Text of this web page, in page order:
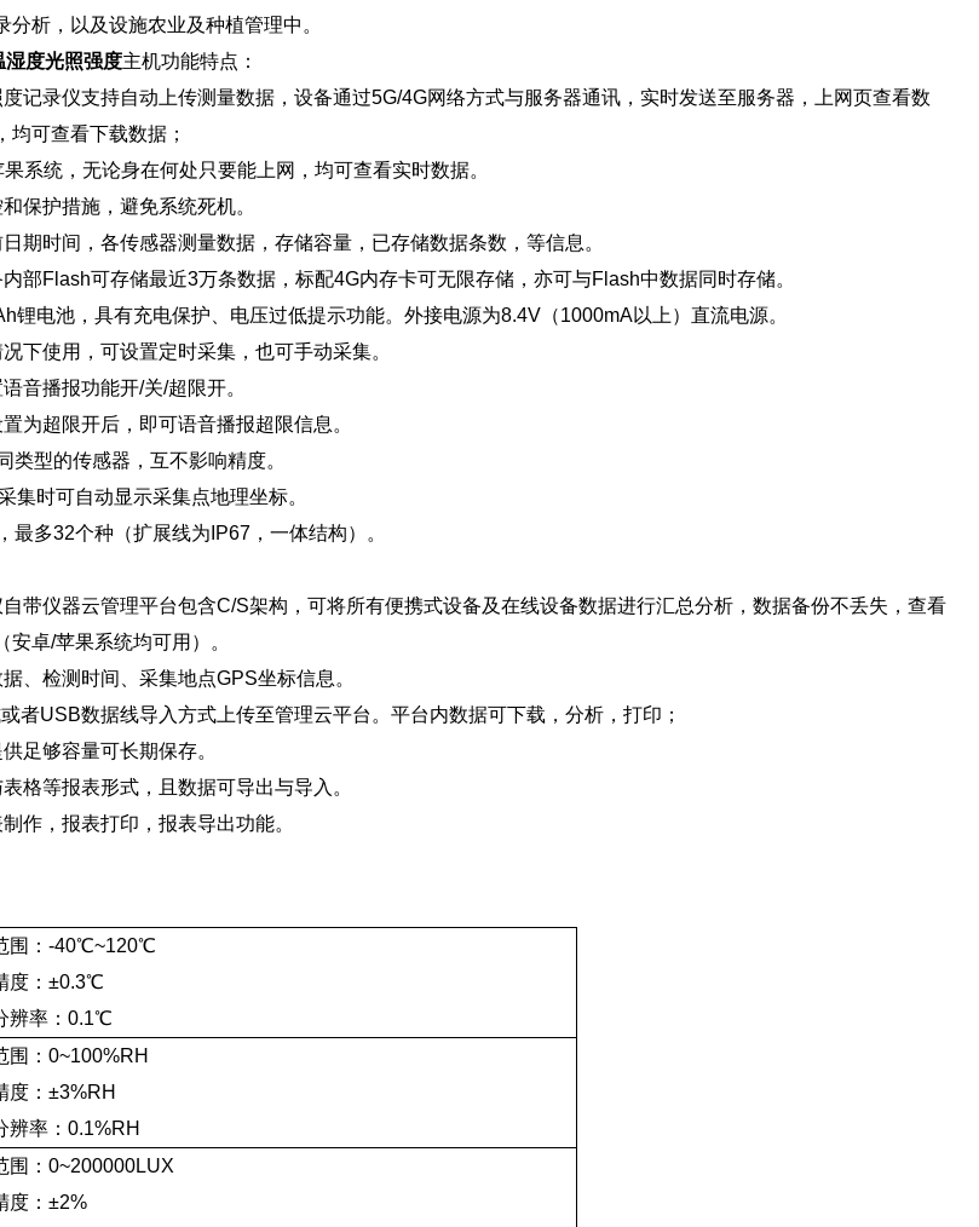
析，以及设施农业及种植管理中。
湿度光照强度主机功能特点：
记录仪支持自动上传测量数据，设备通过5G/4G网络方式与服务器通讯，实时发送至服务器，上网页查看数
可查看下载数据；
系统，无论身在何处只要能上网，均可查看实时数据。
保护措施，避免系统死机。
期时间，各传感器测量数据，存储容量，已存储数据条数，等信息。
部Flash可存储最近3万条数据，标配4G内存卡可无限存储，亦可与Flash中数据同时存储。
锂电池，具有充电保护、电压过低提示功能。外接电源为8.4V（1000mA以上）直流电源。
下使用，可设置定时采集，也可手动采集。
音播报功能开/关/超限开。
为超限开后，即可语音播报超限信息。
类型的传感器，互不影响精度。
集时可自动显示采集点地理坐标。
最多32个种（扩展线为IP67，一体结构）。
带仪器云管理平台包含C/S架构，可将所有便携式设备及在线设备数据进行汇总分析，数据备份不丢失，查看
安卓/苹果系统均可用）。
、检测时间、采集地点GPS坐标信息。
者USB数据线导入方式上传至管理云平台。平台内数据可下载，分析，打印；
足够容量可长期保存。
格等报表形式，且数据可导出与导入。
作，报表打印，报表导出功能。
围：-40℃~120℃
度：±0.3℃
辨率：0.1℃
围：0~100%RH
度：±3%RH
辨率：0.1%RH
围：0~200000LUX
度：±2%